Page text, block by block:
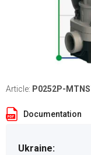
Article: P0252P-
Documentation
Ukraine: